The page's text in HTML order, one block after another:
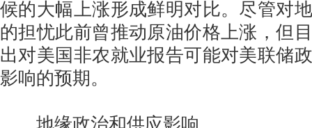
候的大幅上涨形成鲜明对比。尽管对
的担忧此前曾推动原油价格上涨，但
出对美国非农就业报告可能对美联储
影响的预期。